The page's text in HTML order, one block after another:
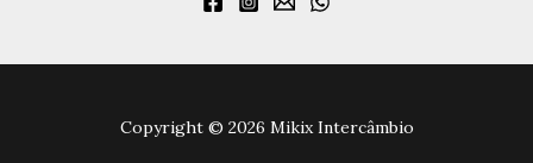
Copyright © 2026 Mikix Intercâmbio